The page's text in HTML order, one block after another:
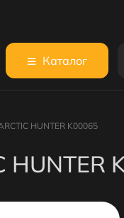
Каталог
HUNTER K00065